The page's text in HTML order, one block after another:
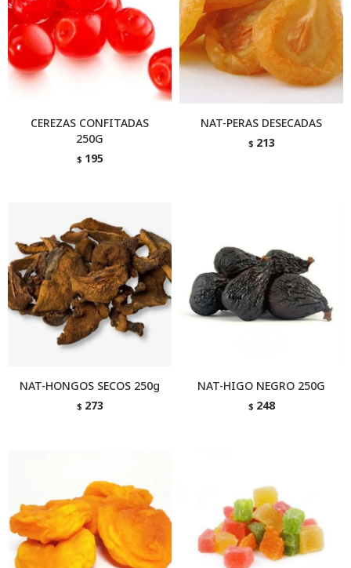
CEREZAS CONFITADAS
250G
$ 195
NAT-PERAS DESECADAS
$ 213
NAT-HONGOS SECOS 250g
$ 273
NAT-HIGO NEGRO 250G
$ 248